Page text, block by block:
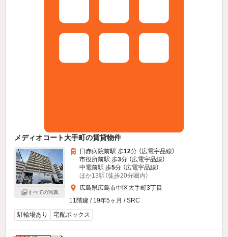
メディオコート大手町の賃貸物件
すべての写真
日赤病院前駅 歩12分 （広電宇品線）
市役所前駅 歩3分 （広電宇品線）
中電前駅 歩5分 （広電宇品線）
ほか13駅（徒歩20分圏内）
広島県広島市中区大手町3丁目
11階建 / 19年5ヶ月 / SRC
駐輪場あり
宅配ボックス